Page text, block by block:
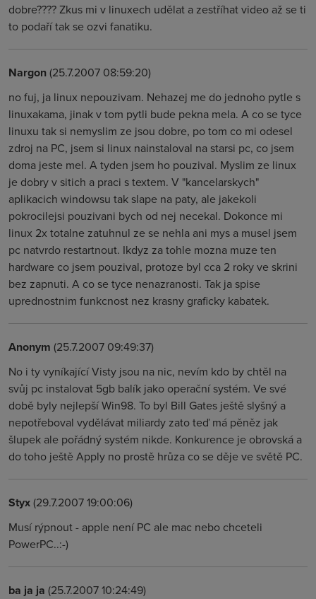
dobre???? Zkus mi v linuxech udělat a zestříhat video až se ti
to podaří tak se ozvi fanatiku.
Nargon(25.7.2007 08:59:20)
no fuj, ja linux nepouzivam. Nehazej me do jednoho pytle s
linuxakama, jinak v tom pytli bude pekna mela. A co se tyce
linuxu tak si nemyslim ze jsou dobre, po tom co mi odesel
zdroj na PC, jsem si linux nainstaloval na starsi pc, co jsem
doma jeste mel. A tyden jsem ho pouzival. Myslim ze linux
je dobry v sitich a praci s textem. V "kancelarskych"
aplikacich windowsu tak slape na paty, ale jakekoli
pokrocilejsi pouzivani bych od nej necekal. Dokonce mi
linux 2x totalne zatuhnul ze se nehla ani mys a musel jsem
pc natvrdo restartnout. Ikdyz za tohle mozna muze ten
hardware co jsem pouzival, protoze byl cca 2 roky ve skrini
bez zapnuti. A co se tyce nenazranosti. Tak ja spise
uprednostnim funkcnost nez krasny graficky kabatek.
Anonym (25.7.2007 09:49:37)
No i ty vyníkající Visty jsou na nic, nevím kdo by chtěl na
svůj pc instalovat 5gb balík jako operační systém. Ve své
době byly nejlepší Win98. To byl Bill Gates ještě slyšný a
nepotřeboval vydělávat miliardy zato teď má pěněz jak
šlupek ale pořádný systém nikde. Konkurence je obrovská a
do toho ještě Apply no prostě hrůza co se děje ve světě PC.
Styx(29.7.2007 19:00:06)
Musí rýpnout - apple není PC ale mac nebo chceteli
PowerPC..:-)
ba ja ja (25.7.2007 10:24:49)